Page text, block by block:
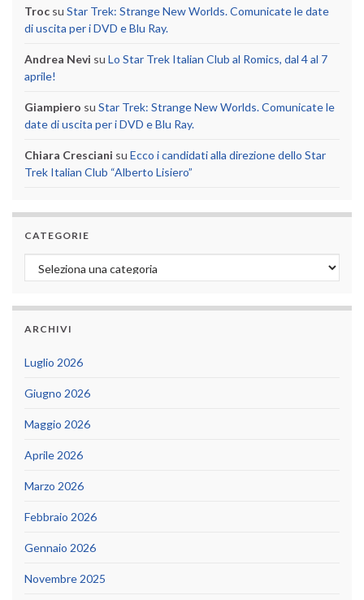
Troc su Star Trek: Strange New Worlds. Comunicate le date
di uscita per i DVD e Blu Ray.
Andrea Nevi su Lo Star Trek Italian Club al Romics, dal 4 al 7
aprile!
Giampiero su Star Trek: Strange New Worlds. Comunicate le
date di uscita per i DVD e Blu Ray.
Chiara Cresciani su Ecco i candidati alla direzione dello Star
Trek Italian Club “Alberto Lisiero”
CATEGORIE
Categorie
ARCHIVI
Luglio 2026
Giugno 2026
Maggio 2026
Aprile 2026
Marzo 2026
Febbraio 2026
Gennaio 2026
Novembre 2025